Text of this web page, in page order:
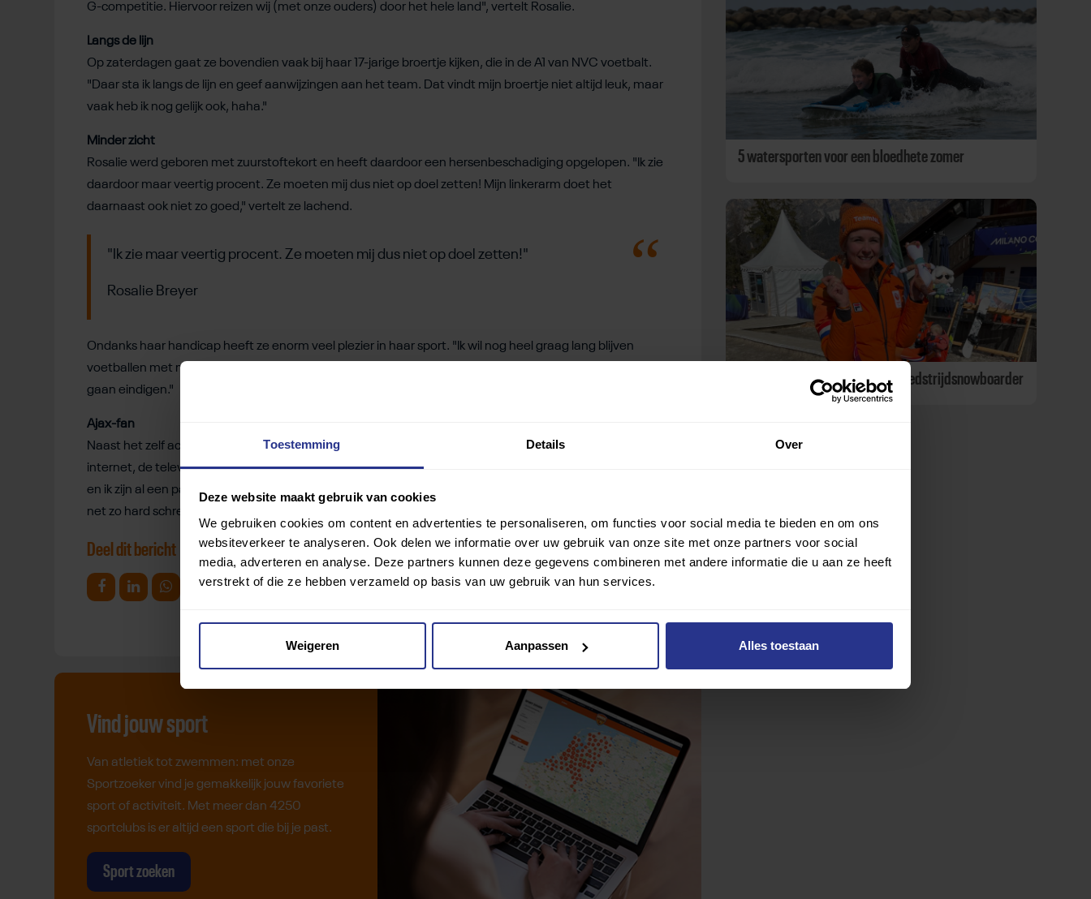
Toestemming Details Over
Deze website maakt gebruik van cookies
We gebruiken cookies om content en advertenties te personaliseren, om functies voor social media te bieden en om ons
websiteverkeer te analyseren. Ook delen we informatie over uw gebruik van onze site met onze partners voor social
media, adverteren en analyse. Deze partners kunnen deze gegevens combineren met andere informatie die u aan ze heeft
verstrekt of die ze hebben verzameld op basis van uw gebruik van hun services.
Weigeren Aanpassen Alles toestaan
G-competitie. Hiervoor reizen wij (met onze ouders) door het hele land", vertelt Rosalie.
Langs de lijn
Op zaterdagen gaat ze bovendien vaak bij haar 17-jarige broertje kijken, die in de A1 van NVC voetbalt.
"Daar sta ik langs de lijn en geef aanwijzingen aan het team. Dat vindt mijn broertje niet altijd leuk, maar
vaak heb ik nog gelijk ook, haha."
Minder zicht
Rosalie werd geboren met zuurstoftekort en heeft daardoor een hersenbeschadiging opgelopen. "Ik zie
daardoor maar veertig procent. Ze moeten mij dus niet op doel zetten! Mijn linkerarm doet het
daarnaast ook niet zo goed," vertelt ze lachend.
"Ik zie maar veertig procent. Ze moeten mij dus niet op doel zetten!"
Rosalie Breyer
Ondanks haar handicap heeft ze enorm veel plezier in haar sport. "Ik wil nog heel graag lang blijven
voetballen met mijn team. We spelen al heel lang samen en ik hoop dat we in de competitie ook goed
gaan eindigen."
Ajax-fan
Naast het zelf actief voetballen volgt Rosalie ook de verrichtingen van Ajax op de voet. "Ik volg alles via
internet, de televisie of in het stadion. Als ik kan dan ga ik graag naar de Johan Cruyff Arena. Mijn vader
en ik zijn al een paar keer bij de F-side geweest en dat is voor mij de allergrootste belevenis. Daar kan ik
net zo hard schreeuwen en aanmoedigen als ik wil, daar kijkt niemand namelijk van op," besluit Rosalie.
Deel dit bericht
Deel op Facebook
Deel op LinkedinDeel op Whatsapp
Vind jouw sport
Van atletiek tot zwemmen: met onze
Sportzoeker vind je gemakkelijk jouw favoriete
sport of activiteit. Met meer dan 4250
sportclubs is er altijd een sport die bij je past.
Sport zoeken
5 watersporten voor een bloedhete zomer
Lisa Bunschoten-Vos stopt als wedstrijdsnowboarder